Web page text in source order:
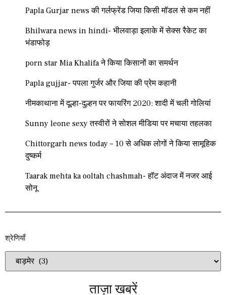
Papla Gurjar news की गर्लफ्रेंड जिया किसी मॉडल से कम नहीं
Bhilwara news in hindi- भीलवाड़ा इलाके में सेक्स रैकेट का
भंडाफोड़
porn star Mia Khalifa ने किया किसानों का समर्थन
Papla gujjar- पपला गुर्जर और जिया की प्रेम कहानी
नीमकाथाना में दूल्हा-दुल्हन पर फायरिंग 2020: शादी में चली गोलियां
Sunny leone sexy तस्वीरों ने सोशल मीडिया पर मचाया तहलका
Chittorgarh news today – 10 से अधिक लोगों ने किया सामूहिक
दुष्कर्म
Taarak mehta ka ooltah chashmah- हॉट अंदाज में नजर आई
सोनू
श्रेणियाँ​​
ताज़ा खबरें